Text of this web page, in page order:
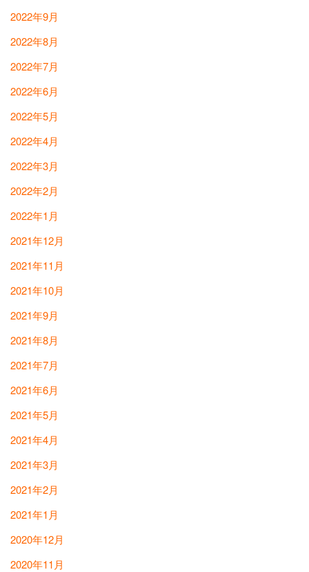
2022年9月
2022年8月
2022年7月
2022年6月
2022年5月
2022年4月
2022年3月
2022年2月
2022年1月
2021年12月
2021年11月
2021年10月
2021年9月
2021年8月
2021年7月
2021年6月
2021年5月
2021年4月
2021年3月
2021年2月
2021年1月
2020年12月
2020年11月